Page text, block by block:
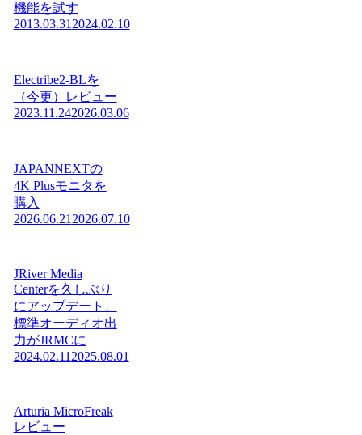
機能を試す
2013.03.31 2024.02.10
Electribe2-BLを
（今更）レビュー
2023.11.242026.03.06
JAPANNEXTの
4K Plusモニタを
購入
2026.06.21 2026.07.10
JRiver Media
Centerを久しぶり
にアップデート、
標準オーディオ出
力がJRMCに
2024.02.11 2025.08.01
Arturia MicroFreak
レビュー